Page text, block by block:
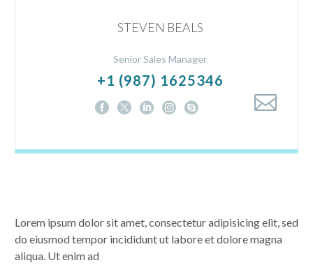
STEVEN BEALS
Senior Sales Manager
+1 (987) 1625346
Lorem ipsum dolor sit amet, consectetur adipisicing elit, sed
do eiusmod tempor incididunt ut labore et dolore magna
aliqua. Ut enim ad